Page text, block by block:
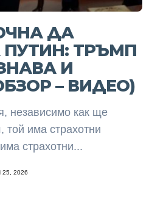
ДА
ТРЪМП
И
– ВИДЕО)
независимо как ще
има страхотни
страхотни...
2026